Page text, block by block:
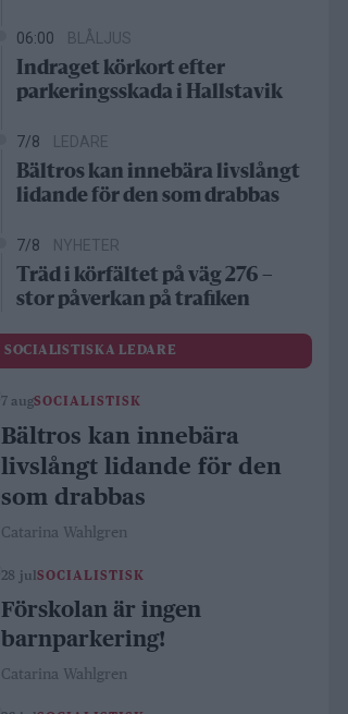
06:00 BLÅLJUS
Indraget körkort efter
parkeringsskada i Hallstavik
7/8 LEDARE
Bältros kan innebära livslångt
lidande för den som drabbas
7/8 NYHETER
Träd i körfältet på väg 276 –
stor påverkan på trafiken
SOCIALISTISKA LEDARE
7 augSOCIALISTISK
Bältros kan innebära
livslångt lidande för den
som drabbas
Catarina Wahlgren
28 julSOCIALISTISK
Förskolan är ingen
barnparkering!
Catarina Wahlgren